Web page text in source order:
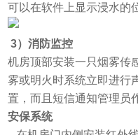
可以在软件上显示浸水的
3）消防监控
机房顶部安装一只烟雾传
雾或明火时系统立即进行
置，而且短信通知管理员
安保系统